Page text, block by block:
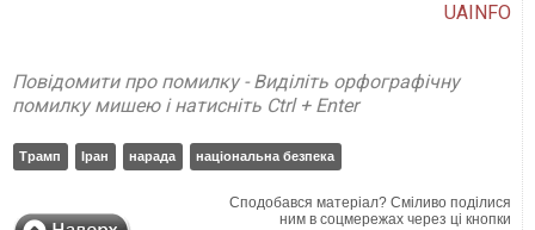
UAINFO
Повідомити про помилку - Виділіть орфографічну
помилку мишею і натисніть Ctrl + Enter
Трамп Іран нарада національна безпека
Сподобався матеріал? Сміливо поділися
ним в соцмережах через ці кнопки